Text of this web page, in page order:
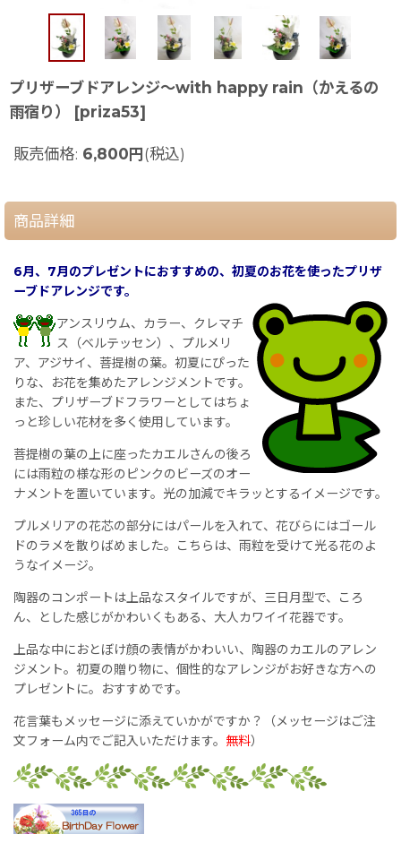
プリザーブドアレンジ〜with happy rain（かえるの
雨宿り）
[priza53]
販売価格: 6,800円(税込)
商品詳細
6月、7月のプレゼントにおすすめの、初夏のお花を使ったプリザ
ーブドアレンジです。
アンスリウム、カラー、クレマチ
ス（ベルテッセン）、プルメリ
ア、アジサイ、菩提樹の葉。初夏にぴった
りな、お花を集めたアレンジメントです。
また、プリザーブドフラワーとしてはちょ
っと珍しい花材を多く使用しています。
菩提樹の葉の上に座ったカエルさんの後ろ
には雨粒の様な形のピンクのビーズのオー
ナメントを置いています。光の加減でキラッとするイメージです。
プルメリアの花芯の部分にはパールを入れて、花びらにはゴール
ドのラメを散りばめました。こちらは、雨粒を受けて光る花のよ
うなイメージ。
陶器のコンポートは上品なスタイルですが、三日月型で、ころ
ん、とした感じがかわいくもある、大人カワイイ花器です。
上品な中におとぼけ顔の表情がかわいい、陶器のカエルのアレン
ジメント。初夏の贈り物に、個性的なアレンジがお好きな方への
プレゼントに。おすすめです。
花言葉もメッセージに添えていかがですか？（メッセージはご注
文フォーム内でご記入いただけます。 無料）